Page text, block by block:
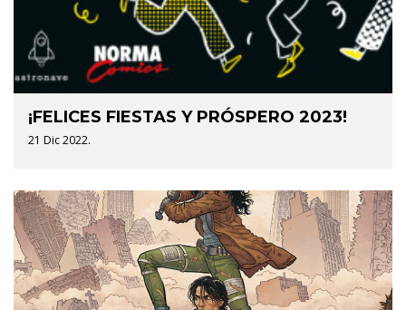
¡FELICES FIESTAS Y PRÓSPERO 2023!
21 Dic 2022.